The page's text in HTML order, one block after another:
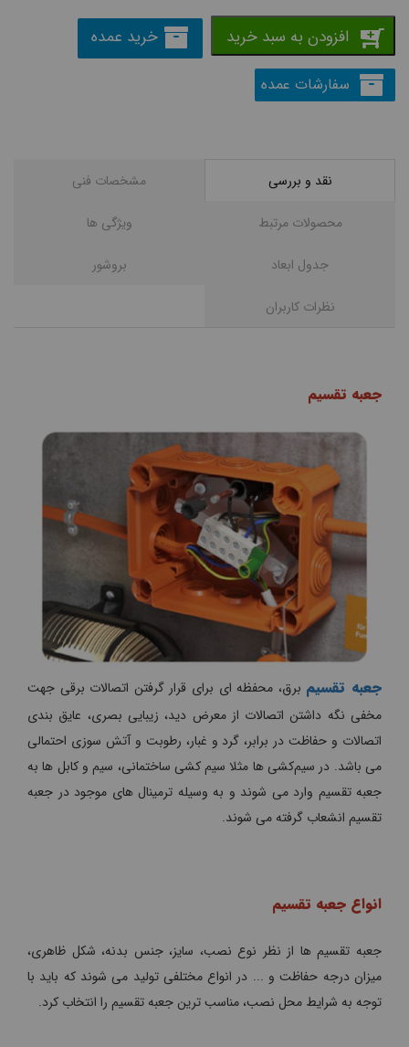
افزودن به سبد خرید خرید عمده
سفارشات عمده
نقد و بررسی مشخصات فنی
محصولات مرتبط ویژگی ها
جدول ابعاد بروشور
نظرات کاربران
جعبه تقسیم
جعبه تقسیم برق، محفظه ای برای قرار گرفتن اتصالات برقی جهت
مخفی نگه داشتن اتصالات از معرض دید، زیبایی بصری، عایق بندی
اتصالات و حفاظت در برابر، گرد و غبار، رطوبت و آتش سوزی احتمالی
می باشد. در سیم‌کشی ها مثلا سیم کشی ساختمانی، سیم و کابل ها به
جعبه تقسیم وارد می شوند و به وسیله ترمینال های موجود در جعبه
تقسیم انشعاب گرفته می شوند.
انواع جعبه تقسیم
جعبه تقسیم ها از نظر نوع نصب، سایز، جنس بدنه، شکل ظاهری،
میزان درجه حفاظت و ... در انواع مختلفی تولید می شوند که باید با
توجه به شرایط محل نصب، مناسب ترین جعبه تقسیم را انتخاب کرد.